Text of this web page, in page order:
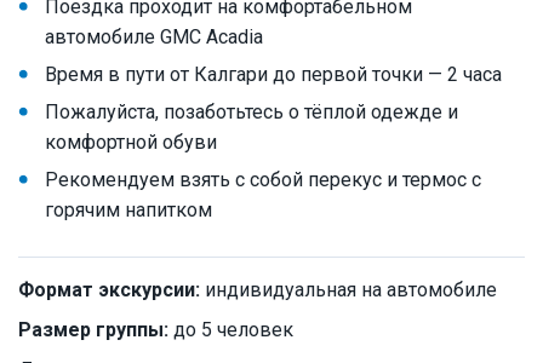
Поездка проходит на комфортабельном
автомобиле GMC Acadia
Время в пути от Калгари до первой точки — 2 часа
Пожалуйста, позаботьтесь о тёплой одежде и
комфортной обуви
Рекомендуем взять с собой перекус и термос с
горячим напитком
Формат экскурсии: индивидуальная на автомобиле
Размер группы: до 5 человек